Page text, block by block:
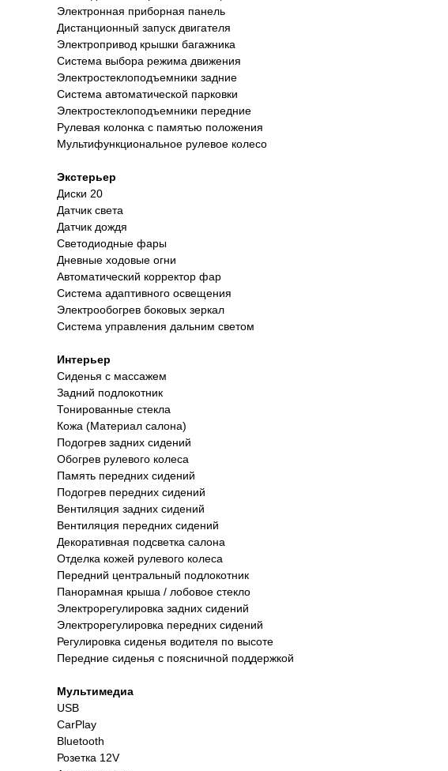
Электронная приборная панель
Дистанционный запуск двигателя
Электропривод крышки багажника
Система выбора режима движения
Электростеклоподъемники задние
Система автоматической парковки
Электростеклоподъемники передние
Рулевая колонка с памятью положения
Мультифункциональное рулевое колесо
Экстерьер
Диски 20
Датчик света
Датчик дождя
Светодиодные фары
Дневные ходовые огни
Автоматический корректор фар
Система адаптивного освещения
Электрообогрев боковых зеркал
Система управления дальним светом
Интерьер
Сиденья с массажем
Задний подлокотник
Тонированные стекла
Кожа (Материал салона)
Подогрев задних сидений
Обогрев рулевого колеса
Память передних сидений
Подогрев передних сидений
Вентиляция задних сидений
Вентиляция передних сидений
Декоративная подсветка салона
Отделка кожей рулевого колеса
Передний центральный подлокотник
Панорамная крыша / лобовое стекло
Электрорегулировка задних сидений
Электрорегулировка передних сидений
Регулировка сиденья водителя по высоте
Передние сиденья с поясничной поддержкой
Мультимедиа
USB
CarPlay
Bluetooth
Розетка 12V